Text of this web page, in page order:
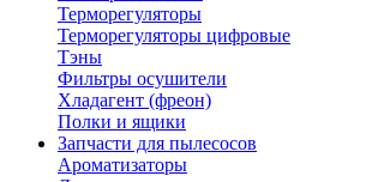
Терморегуляторы
Терморегуляторы цифровые
Тэны
Фильтры осушители
Хладагент (фреон)
Полки и ящики
Запчасти для пылесосов
Ароматизаторы